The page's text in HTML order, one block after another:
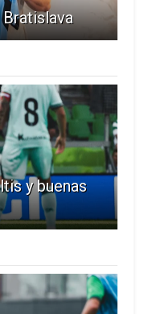
Bratislava
y buenas